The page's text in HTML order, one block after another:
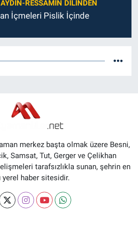
RESSAMIN DILINDEN
İçmeleri Pislik İçinde
merkez başta olmak üzere Besni,
Samsat, Tut, Gerger ve Çelikhan
tarafsızlıkla sunan, şehrin en
yerel haber sitesidir.